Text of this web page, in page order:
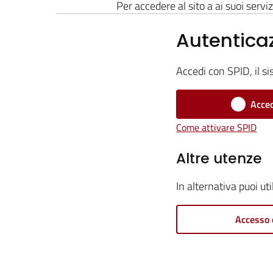
Per accedere al sito a ai suoi
Accedi con SPID, il
Come attivare SPID
Altre utenze
In alternativa puoi